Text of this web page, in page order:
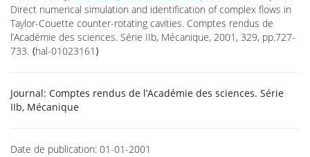
Direct numerical simulation and identification of complex flows in
Taylor-Couette counter-rotating cavities. Comptes rendus de
l’Académie des sciences. Série IIb, Mécanique, 2001, 329, pp.727-
733. ⟨hal-01023161⟩
Journal: Comptes rendus de l’Académie des sciences. Série
IIb, Mécanique
Date de publication: 01-01-2001